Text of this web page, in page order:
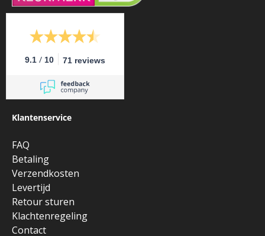
9.1 / 10 71 reviews
Klantenservice
FAQ
Betaling
Verzendkosten
Levertijd
Retour sturen
Klachtenregeling
Contact